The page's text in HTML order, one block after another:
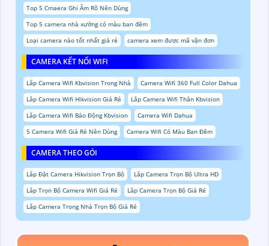
Top 5 Cmaera Ghi Âm Rõ Nên Dùng
Top 5 camera nhà xưởng có màu ban đêm
Loại camera nào tốt nhất giá rẻ
camera xem được mã vận đơn
CAMERA KẾT NỐI WIFI
Lắp Camera Wifi Kbvision Trong Nhà
Camera Wifi 360 Full Color Dahua
Lắp Camera Wifi Hikvision Giá Rẻ
Lắp Camera Wifi Thân Kbvision
Lắp Camera Wifi Báo Động Kbvision
Camera Wifi Dahua
5 Camera Wifi Giá Rẻ Nên Dùng
Camera Wifi Có Màu Ban Đêm
CAMERA THEO GÓI
Lắp Đặt Camera Hikvision Trọn Bộ
Lắp Camera Trọn Bộ Ultra HD
Lắp Trọn Bộ Camera Wifi Giá Rẻ
Lắp Camera Trọn Bộ Giá Rẻ
Lắp Camera Trong Nhà Trọn Bộ Giá Rẻ